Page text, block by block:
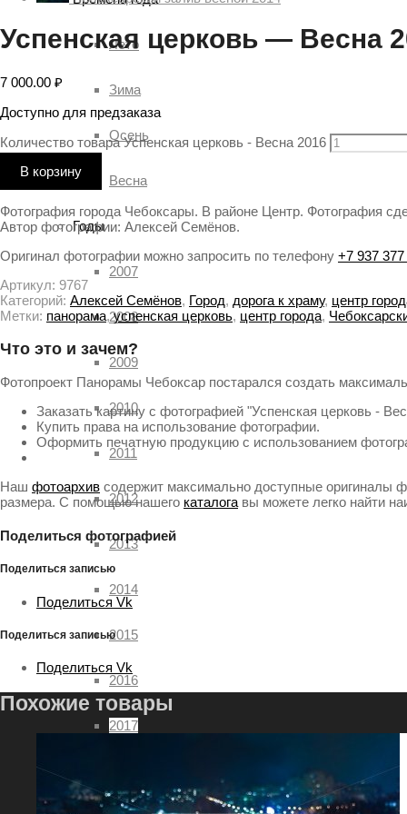
Лето
Зима
Осень
Весна
Годы
2007
2008
2009
2010
2011
2012
2013
2014
2015
2016
2017
Успенская церковь — Весна
7 000.00 ₽
Доступно для предзаказа
Количество товара Успенская церковь - Весна 2016
В корзину
Фотография города Чебоксары. В районе Центр. Фотография
Автор фотографии: Алексей Семёнов.
Оригинал фотографии можно запросить по телефону +7 937
Артикул: 9767
Категорий: Алексей Семёнов, Город, дорога к храму, центр
Метки: панорама,успенская церковь, центр города,
Что это и зачем?
Фотопроект Панорамы Чебоксар постарался создать
Заказать картину с фотографией "Успенская церковь -
Купить права на использование фотографии.
Оформить печатную продукцию с использованием
Наш фотоархив содержит максимально доступные оригиналы
размера. С помощью нашего каталога вы можете легко найти
Поделиться фотографией
Поделиться записью
Поделиться Vk
Поделиться записью
Поделиться Vk
Похожие товары